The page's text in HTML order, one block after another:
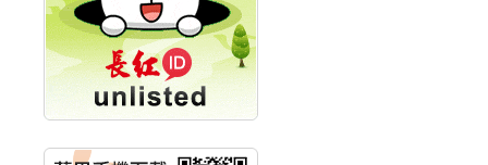
競賽 以電源驅動善的力
量
秀育企業:秀育SHO-U儲
能系統 獲國內首張CNS
認證
華旭先進:代重要子公司